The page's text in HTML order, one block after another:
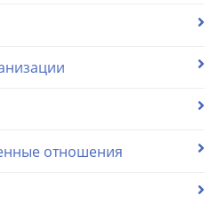
отношения